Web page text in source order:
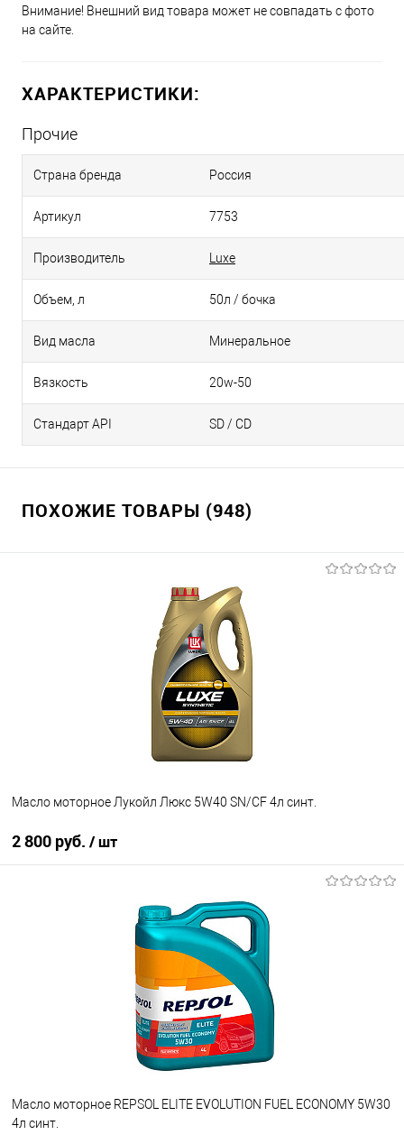
Внимание! Внешний вид товара может не совпадать с фото
на сайте.
ХАРАКТЕРИСТИКИ:
Прочие
Страна бренда Россия
Артикул 7753
Производитель Luxe
Объем, л 50л / бочка
Вид масла Минеральное
Вязкость 20w-50
Стандарт API SD / CD
ПОХОЖИЕ ТОВАРЫ (948)
Масло моторное Лукойл Люкс 5W40 SN/CF 4л синт.
2 800 руб. / шт
В наличии
Масло моторное REPSOL ELITE EVOLUTION FUEL ECONOMY 5W30
4л синт.